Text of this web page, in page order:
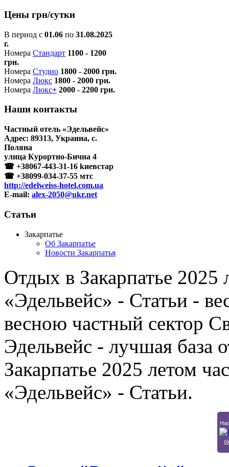
Цены грн/сутки
В период с 01.06 по 31.08.2025
г.
Номера Стандарт 1100 - 1200
грн.
Номера Студио 1800 - 2000 грн.
Номера Люкс 1800 - 2000 грн.
Номера Люкс+ 2000 - 2200 грн.
Наши контакты
Частный отель «Эдельвейс»
Адрес: 89313, Украина, с.
Поляна
улица Курортно-Бична 4
☎ +38067-443-31-16 kиeвстар
☎ +38099-034-37-55 мтc
http://edelweiss-hotel.com.ua
E-mail: alex-2050@ukr.net
Статьи
Закарпатье
Об Закарпатье
Новости Закарпатья
Отдых в Закарпатье 2025
«Эдельвейс» - Статьи -
весною частный сектор
Эдельвейс - лучшая база
Закарпатье 2025 летом
«Эдельвейс» - Статьи.